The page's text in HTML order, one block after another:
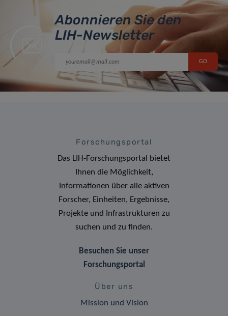
Abonnieren Sie den
LIH-Newsletter
Forschungsportal
Das LIH-Forschungsportal bietet
Ihnen die Möglichkeit,
Informationen über alle aktiven
Forscher, Einheiten, Ergebnisse,
Projekte und Infrastrukturen zu
suchen und zu finden.
Besuchen Sie unser
Forschungsportal
Über uns
Mission und Vision